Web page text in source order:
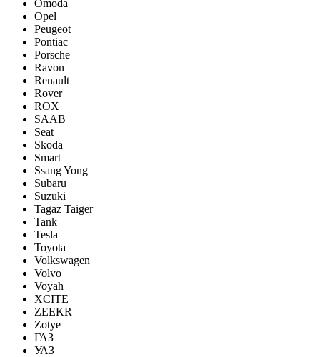
Omoda
Opel
Peugeot
Pontiac
Porsсhe
Ravon
Renault
Rover
ROX
SAAB
Seat
Skoda
Smart
Ssang Yong
Subaru
Suzuki
Tagaz Taiger
Tank
Tesla
Toyota
Volkswagen
Volvo
Voyah
XCITE
ZEEKR
Zotye
ГАЗ
УАЗ